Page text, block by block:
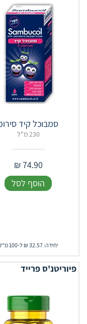
סמבוכל קיד
230 מ"ל
74.90
₪
הוסף לסל
יחידה: 32.57 ₪ ל-100 מ"ל
פיוריטנ'ס פרייד